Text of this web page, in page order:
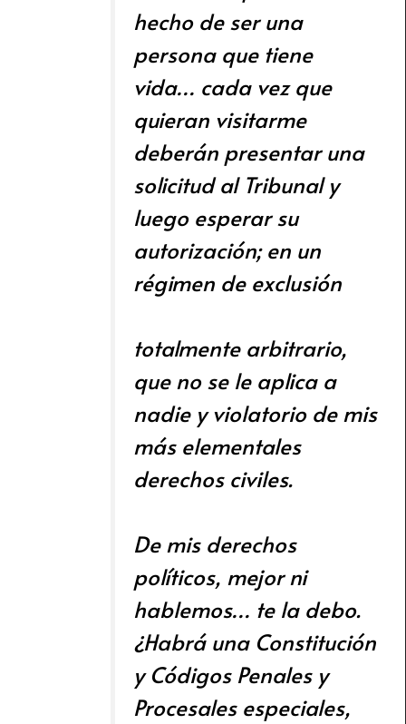
hecho de ser una
persona que tiene
vida… cada vez que
quieran visitarme
deberán presentar una
solicitud al Tribunal y
luego esperar su
autorización; en un
régimen de exclusión
totalmente arbitrario,
que no se le aplica a
nadie y violatorio de mis
más elementales
derechos civiles.
De mis derechos
políticos, mejor ni
hablemos… te la debo.
¿Habrá una Constitución
y Códigos Penales y
Procesales especiales,